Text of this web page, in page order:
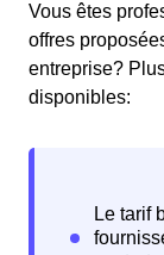
Vous êtes
offres
entreprise?
disponibles: